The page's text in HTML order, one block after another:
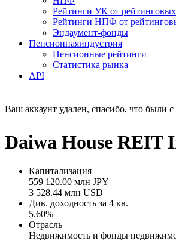
Рейтинги УК от рейтинговых
Рейтинги НПФ от
Эндаумент-фонды
Пенсионнаяиндустрия
Пенсионные рейтинги
Статистика рынка
API
Ваш аккаунт удален, спасибо, что были
Daiwa House REIT
Капитализация
559 120.00 млн JPY
3 528.44 млн USD
Див. доходность за 4 кв.
5.60%
Отрасль
Недвижимость и фонды